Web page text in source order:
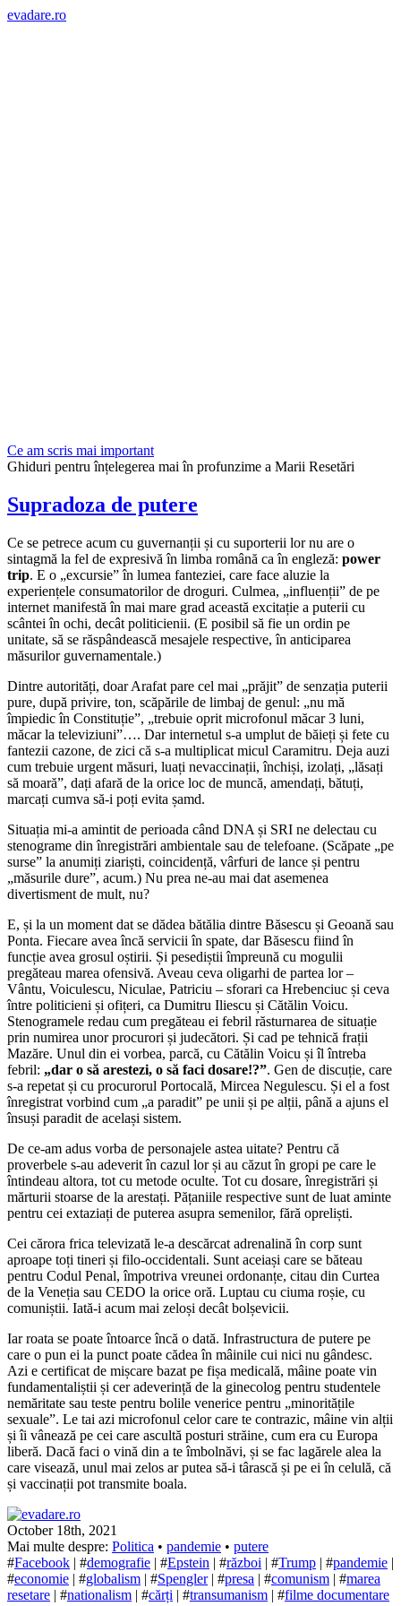
evadare.ro
Ce am scris mai important
Ghiduri pentru înțelegerea mai în profunzime a Marii Resetări
Supradoza de putere
Ce se petrece acum cu guvernanții și cu suporterii lor nu are o
sintagmă la fel de expresivă în limba română ca în engleză: power
trip. E o „excursie” în lumea fanteziei, care face aluzie la
experiențele consumatorilor de droguri. Culmea, „influenții” de pe
internet manifestă în mai mare grad această excitație a puterii cu
scântei în ochi, decât politicienii. (E posibil să fie un ordin pe
unitate, să se răspândească mesajele respective, în anticiparea
măsurilor guvernamentale.)
Dintre autorități, doar Arafat pare cel mai „prăjit” de senzația puterii
pure, după privire, ton, scăpările de limbaj de genul: „nu mă
împiedic în Constituție”, „trebuie oprit microfonul măcar 3 luni,
măcar la televiziuni”…. Dar internetul s-a umplut de băieți și fete cu
fantezii cazone, de zici că s-a multiplicat micul Caramitru. Deja auzi
cum trebuie urgent măsuri, luați nevaccinații, închiși, izolați, „lăsați
să moară”, dați afară de la orice loc de muncă, amendați, bătuți,
marcați cumva să-i poți evita șamd.
Situația mi-a amintit de perioada când DNA și SRI ne delectau cu
stenograme din înregistrări ambientale sau de telefoane. (Scăpate „pe
surse” la anumiți ziariști, coincidență, vârfuri de lance și pentru
„măsurile dure”, acum.) Nu prea ne-au mai dat asemenea
divertisment de mult, nu?
E, și la un moment dat se dădea bătălia dintre Băsescu și Geoană sau
Ponta. Fiecare avea încă servicii în spate, dar Băsescu fiind în
funcție avea grosul oștirii. Și pesediștii împreună cu mogulii
pregăteau marea ofensivă. Aveau ceva oligarhi de partea lor –
Vântu, Voiculescu, Niculae, Patriciu – sforari ca Hrebenciuc și ceva
între politicieni și ofițeri, ca Dumitru Iliescu și Cătălin Voicu.
Stenogramele redau cum pregăteau ei febril răsturnarea de situație
prin numirea unor procurori și judecători. Și cad pe tehnică frații
Mazăre. Unul din ei vorbea, parcă, cu Cătălin Voicu și îl întreba
febril: „dar o să arestezi, o să faci dosare!?”. Gen de discuție, care
s-a repetat și cu procurorul Portocală, Mircea Negulescu. Și el a fost
înregistrat vorbind cum „a paradit” pe unii și pe alții, până a ajuns el
însuși paradit de același sistem.
De ce-am adus vorba de personajele astea uitate? Pentru că
proverbele s-au adeverit în cazul lor și au căzut în gropi pe care le
întindeau altora, tot cu metode oculte. Tot cu dosare, înregistrări și
mărturii stoarse de la arestați. Pățaniile respective sunt de luat aminte
pentru cei extaziați de puterea asupra semenilor, fără opreliști.
Cei cărora frica televizată le-a descărcat adrenalină în corp sunt
aproape toți tineri și filo-occidentali. Sunt aceiași care se băteau
pentru Codul Penal, împotriva vreunei ordonanțe, citau din Curtea
de la Veneția sau CEDO la orice oră. Luptau cu ciuma roșie, cu
comuniștii. Iată-i acum mai zeloși decât bolșevicii.
Iar roata se poate întoarce încă o dată. Infrastructura de putere pe
care o pun ei la punct poate cădea în mâinile cui nici nu gândesc.
Azi e certificat de mișcare bazat pe fișa medicală, mâine poate vin
fundamentaliștii și cer adeverință de la ginecolog pentru studentele
nemăritate sau teste pentru bolile venerice pentru „minoritățile
sexuale”. Le tai azi microfonul celor care te contrazic, mâine vin alții
și îi vânează pe cei care ascultă posturi străine, cum era cu Europa
liberă. Dacă faci o vină din a te îmbolnăvi, și se fac lagărele alea la
care visează, unul mai zelos ar putea să-i târască și pe ei în celulă, că
și vaccinații pot transmite boala.
October 18th, 2021
Mai multe despre: Politica • pandemie • putere
#Facebook | #demografie | #Epstein | #război | #Trump | #pandemie |
#economie | #globalism | #Spengler| #presa | #comunism | #marea
resetare | #nationalism | #cărți | #transumanism | #filme documentare